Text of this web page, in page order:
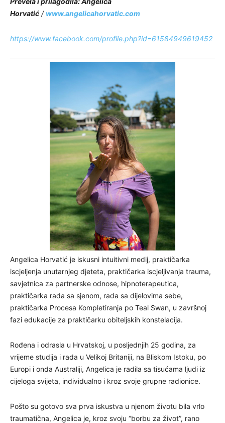
Horvatić / www.angelicahorvatic.com
https://www.facebook.com/profile.php?id=61584949619452
Angelica Horvatić je iskusni intuitivni medij, praktičarka
iscjeljenja unutarnjeg djeteta, praktičarka iscjeljivanja trauma,
savjetnica za partnerske odnose, hipnoterapeutica,
praktičarka rada sa sjenom, rada sa dijelovima sebe,
praktičarka Procesa Kompletiranja po Teal Swan, u završnoj
fazi edukacije za praktičarku obiteljskih konstelacija.
Rođena i odrasla u Hrvatskoj, u posljednjih 25 godina, za
vrijeme studija i rada u Velikoj Britaniji, na Bliskom Istoku, po
Europi i onda Australiji, Angelica je radila sa tisućama ljudi iz
cijeloga svijeta, individualno i kroz svoje grupne radionice.
Pošto su gotovo sva prva iskustva u njenom životu bila vrlo
traumatična, Angelica je, kroz svoju “borbu za život”, rano